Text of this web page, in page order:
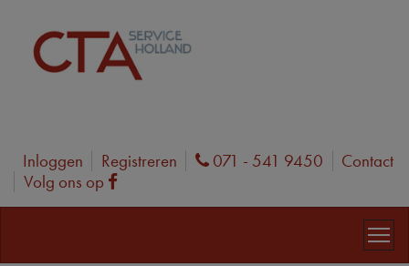
Inloggen Registreren Phone
071 - 541 9450
Contact
Volg ons op
Facebook